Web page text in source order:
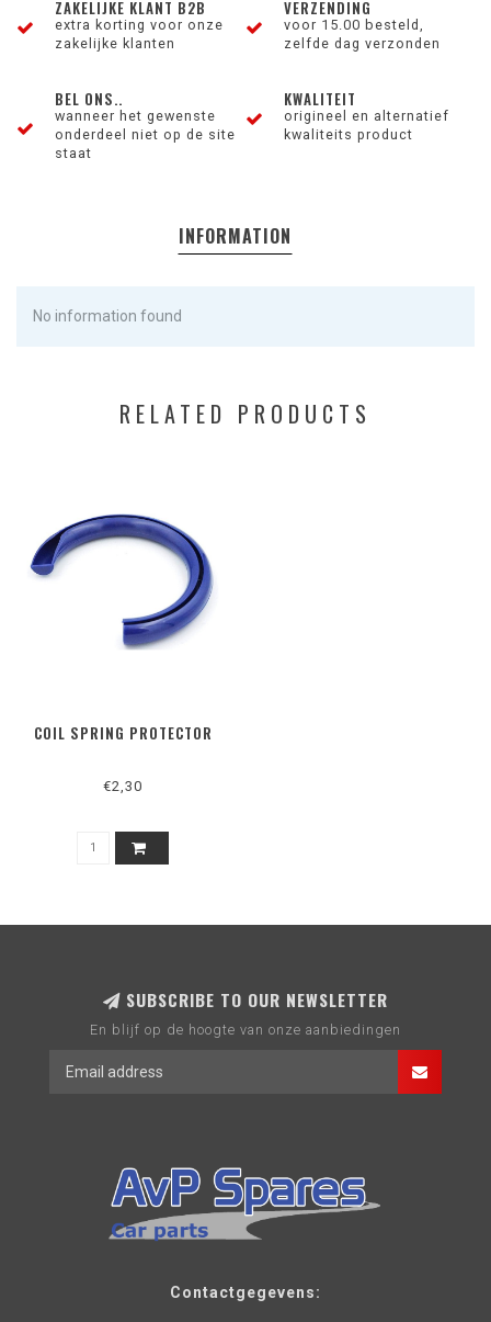
ZAKELIJKE KLANT B2B
extra korting voor onze
zakelijke klanten
VERZENDING
voor 15.00 besteld,
zelfde dag verzonden
BEL ONS..
wanneer het gewenste
onderdeel niet op de site
staat
KWALITEIT
origineel en alternatief
kwaliteits product
INFORMATION
No information found
RELATED PRODUCTS
COIL SPRING PROTECTOR
€2,30
SUBSCRIBE TO OUR NEWSLETTER
En blijf op de hoogte van onze aanbiedingen
Contactgegevens: